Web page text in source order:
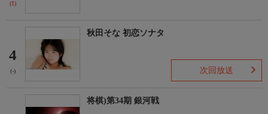
(1)
4
(-)
秋田そな 初恋ソナタ
次回放送
将棋)第34期 銀河戦